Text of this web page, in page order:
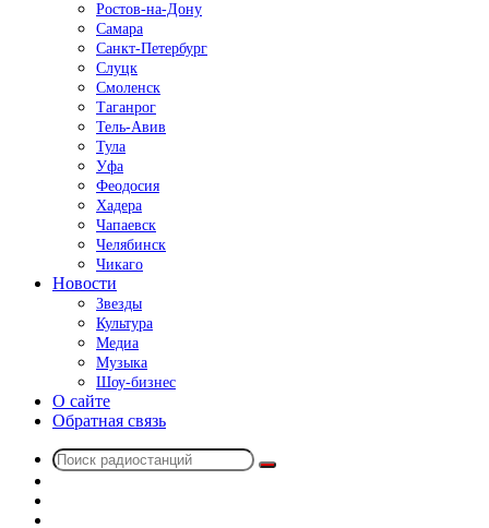
Ростов-на-Дону
Самара
Санкт-Петербург
Слуцк
Смоленск
Таганрог
Тель-Авив
Тула
Уфа
Феодосия
Хадера
Чапаевск
Челябинск
Чикаго
Новости
Звезды
Культура
Медиа
Музыка
Шоу-бизнес
О сайте
Обратная связь
Поиск